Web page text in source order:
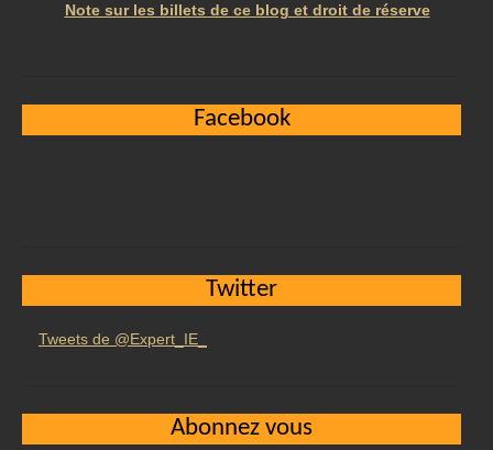
Note sur les billets de ce blog et droit de réserve
Facebook
Twitter
Tweets de @Expert_IE_
Abonnez vous